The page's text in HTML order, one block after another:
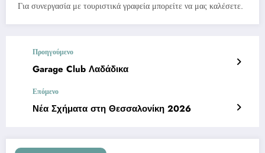
Για συνεργασία με τουριστικά γραφεία μπορείτε να μας καλέσετε.
Προηγούμενο
Garage Club Λαδάδικα
Επόμενο
Νέα Σχήματα στη Θεσσαλονίκη 2026